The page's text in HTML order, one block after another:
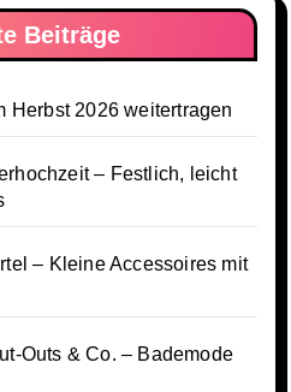
Beiträge
Herbst 2026 weitertragen
– Festlich, leicht
– Kleine Accessoires mit
Outs & Co. – Bademode